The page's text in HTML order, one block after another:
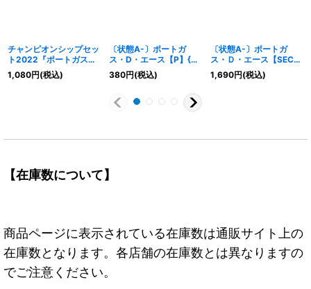
チャンピオンシップセッ
ト2022『ポートガス・
D・エース』【サプラ
イ】{-}
1,080円(税込)
〔状態A-〕ポートガ
ス・D・エース【P】{P-
028}
380円(税込)
〔状態A-〕ポートガ
ス・Ｄ・エース【SEC】
{OP16-118}
1,690円(税込)
【在庫数について】
商品ページに表示されている在庫数は通販サイト上の
在庫数となります。各店舗の在庫数とは異なりますの
でご注意ください。